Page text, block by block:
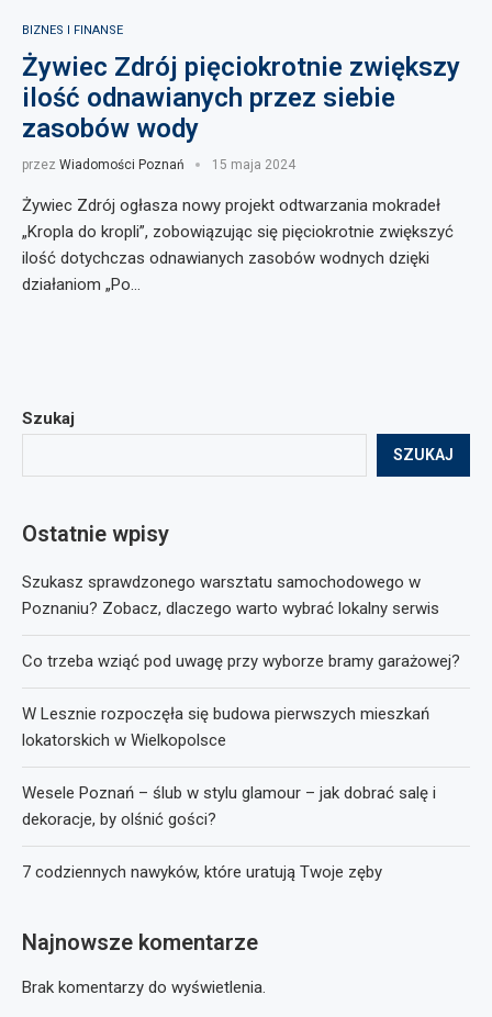
BIZNES I FINANSE
Żywiec Zdrój pięciokrotnie zwiększy
ilość odnawianych przez siebie
zasobów wody
przez Wiadomości Poznań 15 maja 2024
Żywiec Zdrój ogłasza nowy projekt odtwarzania mokradeł
„Kropla do kropli”, zobowiązując się pięciokrotnie zwiększyć
ilość dotychczas odnawianych zasobów wodnych dzięki
działaniom „Po…
Szukaj
SZUKAJ
Ostatnie wpisy
Szukasz sprawdzonego warsztatu samochodowego w
Poznaniu? Zobacz, dlaczego warto wybrać lokalny serwis
Co trzeba wziąć pod uwagę przy wyborze bramy garażowej?
W Lesznie rozpoczęła się budowa pierwszych mieszkań
lokatorskich w Wielkopolsce
Wesele Poznań – ślub w stylu glamour – jak dobrać salę i
dekoracje, by olśnić gości?
7 codziennych nawyków, które uratują Twoje zęby
Najnowsze komentarze
Brak komentarzy do wyświetlenia.